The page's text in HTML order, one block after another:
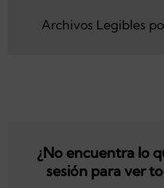
Archivos Legibles
¿No encuentra lo
sesión para ver